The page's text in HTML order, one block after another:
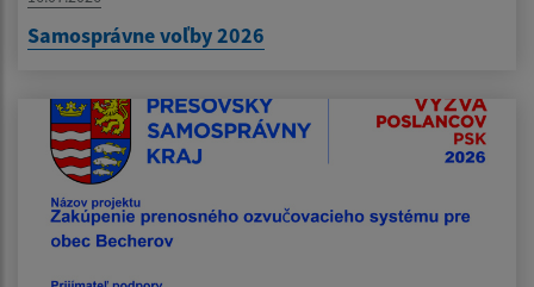
Samosprávne voľby 2026